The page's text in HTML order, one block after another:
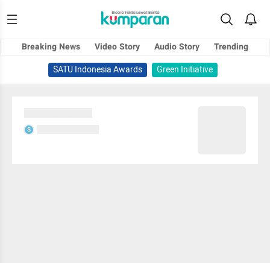
Breaking News Video Story Audio Story
Trending
SATU Indonesia Awards
Green Initiative
S